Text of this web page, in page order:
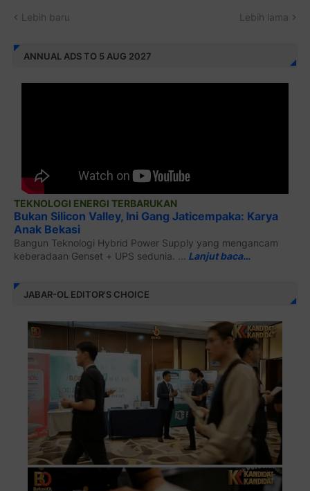
Lebih baru Lebih lama
ANNUAL ADS TO 5 AUG 2027
TEKNOLOGI ENERGI TERBARUKAN
Bukan Silicon Valley, Ini Gang Jaticempaka: Karya
Anak Bekasi
Bangun Teknologi Hybrid Power Supply yang mengancam
keberadaan Genset + UPS sedunia. ...
Lanjut baca…
JABAR-OL EDITOR'S CHOICE